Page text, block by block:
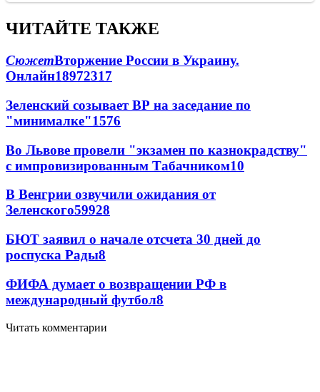
ЧИТАЙТЕ ТАКЖЕ
СюжетВторжение России в Украину.
Онлайн18972317
Зеленский созывает ВР на заседание по
"минималке"1576
Во Львове провели "экзамен по казнокрадству"
с импровизированным Табачником10
В Венгрии озвучили ожидания от
Зеленского59928
БЮТ заявил о начале отсчета 30 дней до
роспуска Рады8
ФИФА думает о возвращении РФ в
международный футбол8
Читать комментарии